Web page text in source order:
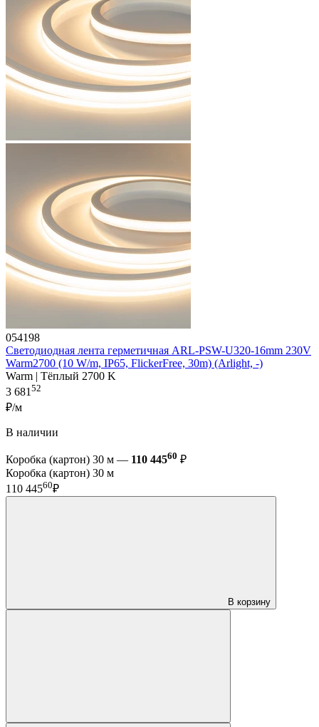
054198
Светодиодная лента герметичная ARL-PSW-U320-16mm 230V
Warm2700 (10 W/m, IP65, FlickerFree, 30m) (Arlight, -)
Warm | Тёплый 2700 K
3 68152
₽/м
В наличии
Коробка (картон) 30 м — 110 44560 ₽
Коробка (картон) 30 м
110 44560₽
В корзину